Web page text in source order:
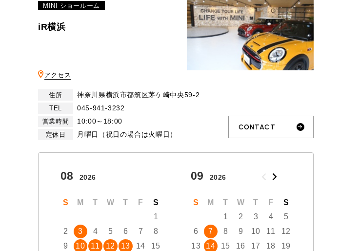
9
10
16
17
MINI ショールーム
iR横浜
アクセス
住所 神奈川県横浜市都筑区茅ケ崎中央59-2
TEL 045-941-3232
営業時間 10:00～18:00
定休日 月曜日（祝日の場合は火曜日）
CONTACT
08 2026
S M T W T F
S
1
2
3 4 5 6 7
8
9
10 11 12 13 14
15
09 2026
S M T W T F
S
1
2 3 4
5
6
7 8 9 10 11
12
13
14 15 16 17 18
19